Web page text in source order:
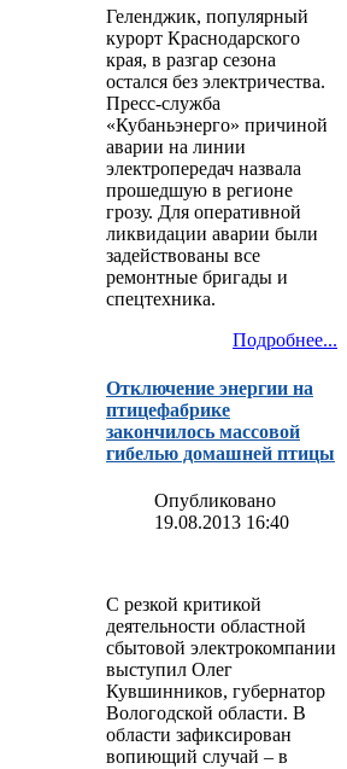
Геленджик, популярный
курорт Краснодарского
края, в разгар сезона
остался без электричества.
Пресс-служба
«Кубаньэнерго» причиной
аварии на линии
электропередач назвала
прошедшую в регионе
грозу. Для оперативной
ликвидации аварии были
задействованы все
ремонтные бригады и
спецтехника.
Подробнее...
Отключение энергии на
птицефабрике
закончилось массовой
гибелью домашней птицы
Опубликовано
19.08.2013 16:40
С резкой критикой
деятельности областной
сбытовой электрокомпании
выступил Олег
Кувшинников, губернатор
Вологодской области. В
области зафиксирован
вопиющий случай – в